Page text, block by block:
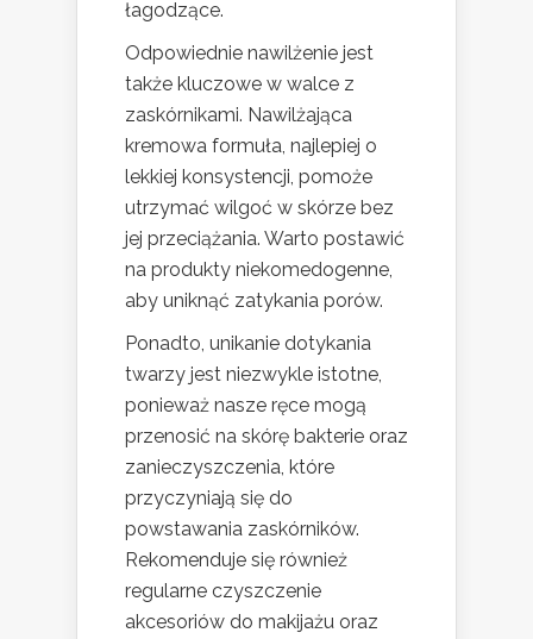
łagodzące.
Odpowiednie nawilżenie jest
także kluczowe w walce z
zaskórnikami. Nawilżająca
kremowa formuła, najlepiej o
lekkiej konsystencji, pomoże
utrzymać wilgoć w skórze bez
jej przeciążania. Warto postawić
na produkty niekomedogenne,
aby uniknąć zatykania porów.
Ponadto, unikanie dotykania
twarzy jest niezwykle istotne,
ponieważ nasze ręce mogą
przenosić na skórę bakterie oraz
zanieczyszczenia, które
przyczyniają się do
powstawania zaskórników.
Rekomenduje się również
regularne czyszczenie
akcesoriów do makijażu oraz